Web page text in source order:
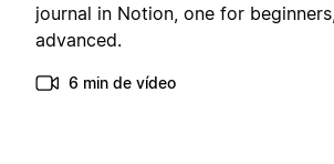
journal in Notion, one for
advanced.
6 min de vídeo